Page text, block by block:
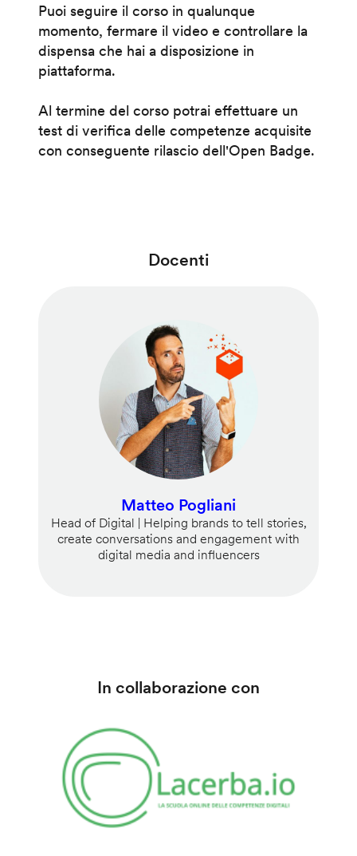
Puoi seguire il corso in qualunque
momento, fermare il video e controllare la
dispensa che hai a disposizione in
piattaforma.
Al termine del corso potrai effettuare un
test di verifica delle competenze acquisite
con conseguente rilascio dell'Open Badge.
Docenti
Matteo Pogliani
Head of Digital | Helping brands to tell stories,
create conversations and engagement with
digital media and influencers
In collaborazione con